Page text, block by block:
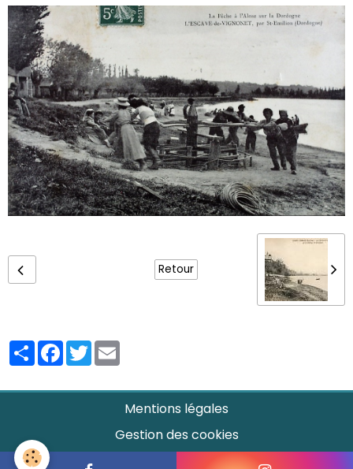
Retour
PartagerFacebook
Twitter
Mentions légales
Gestion des cookies